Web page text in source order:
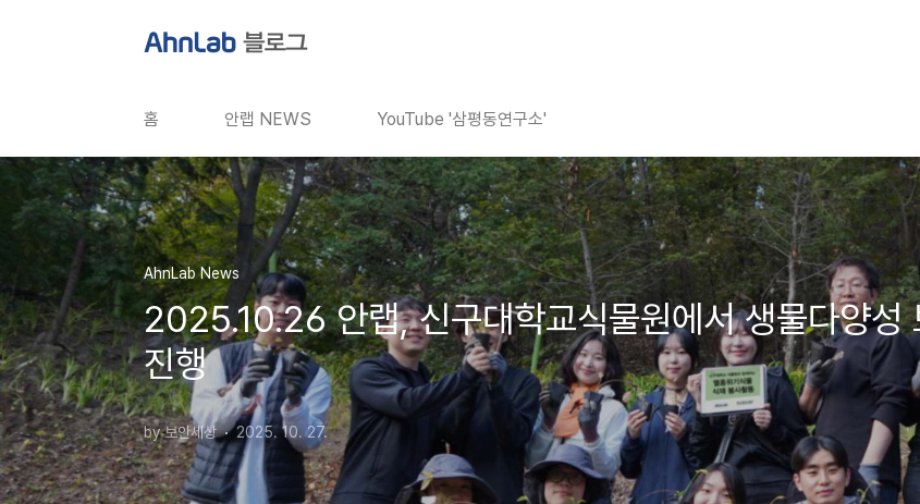
홈 안랩 NEWS YouTube '삼평동연구소'
AhnLab News
2025.10.26 안랩, 신구대학교식물원에서 생물다양성
진행
by 보안세상 2025. 10. 27.